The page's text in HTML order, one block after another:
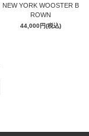
NEW YORK WOOSTER B
ROWN
44,000円(税込)